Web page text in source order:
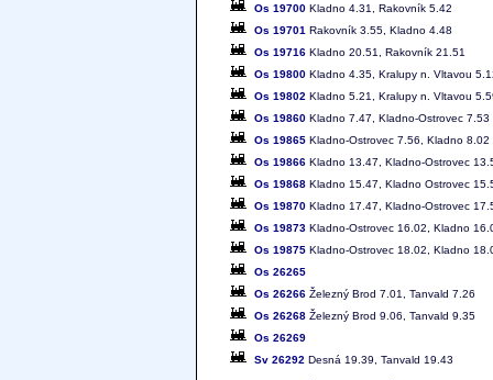
Os 19700 Kladno 4.31, Rakovník 5.42
Os 19701 Rakovník 3.55, Kladno 4.48
Os 19716 Kladno 20.51, Rakovník 21.51
Os 19800 Kladno 4.35, Kralupy n. Vltavou
Os 19802 Kladno 5.21, Kralupy n. Vltavou
Os 19860 Kladno 7.47, Kladno-Ostrovec 7.53
Os 19865 Kladno-Ostrovec 7.56, Kladno 8.02
Os 19866 Kladno 13.47, Kladno-Ostrovec
Os 19868 Kladno 15.47, Kladno Ostrovec
Os 19870 Kladno 17.47, Kladno-Ostrovec
Os 19873 Kladno-Ostrovec 16.02, Kladno
Os 19875 Kladno-Ostrovec 18.02, Kladno
Os 26265
Os 26266 Železný Brod 7.01, Tanvald 7.26
Os 26268 Železný Brod 9.06, Tanvald 9.35
Os 26269
Sv 26292 Desná 19.39, Tanvald 19.43